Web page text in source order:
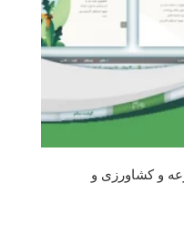
و کشاورزی و